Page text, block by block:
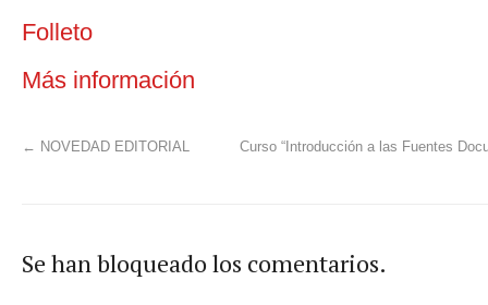
Folleto
Más información
← NOVEDAD EDITORIAL Curso “Introducción a las Fuentes
Se han bloqueado los comentarios.